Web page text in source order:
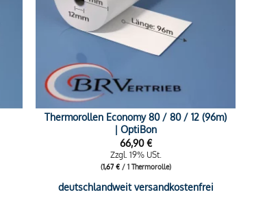
Thermorollen Economy 80 / 80 / 12 (96m)
| OptiBon
66,90€
Zzgl. 19% USt.
(1,67€/ 1 Thermorolle)
deutschlandweit versandkostenfrei